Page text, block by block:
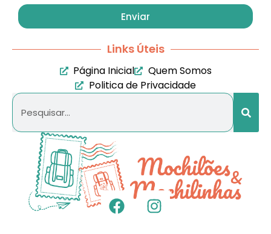
Enviar
Links Úteis
Página Inicial
Quem Somos
Politica de Privacidade